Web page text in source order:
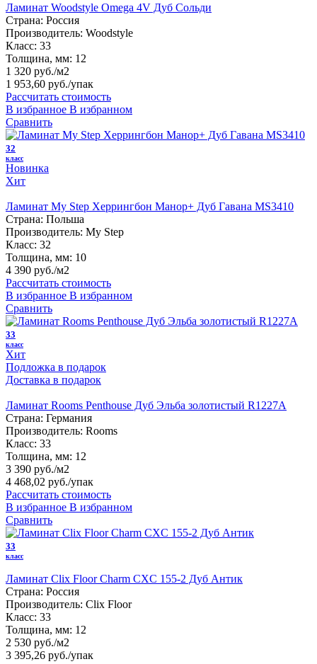
Ламинат Woodstyle Omega 4V Дуб Сольди
Страна: Россия
Производитель: Woodstyle
Класс: 33
Толщина, мм: 12
1 320 руб./м2
1 953,60 руб./упак
Рассчитать стоимость
В избранное В избранном
Сравнить
32
класс
Новинка
Хит
Ламинат My Step Херрингбон Манор+ Дуб Гавана MS3410
Страна: Польша
Производитель: My Step
Класс: 32
Толщина, мм: 10
4 390 руб./м2
Рассчитать стоимость
В избранное В избранном
Сравнить
33
класс
Хит
Подложка в подарок
Доставка в подарок
Ламинат Rooms Penthouse Дуб Эльба золотистый R1227А
Страна: Германия
Производитель: Rooms
Класс: 33
Толщина, мм: 12
3 390 руб./м2
4 468,02 руб./упак
Рассчитать стоимость
В избранное В избранном
Сравнить
33
класс
Ламинат Clix Floor Charm CXC 155-2 Дуб Антик
Страна: Россия
Производитель: Clix Floor
Класс: 33
Толщина, мм: 12
2 530 руб./м2
3 395,26 руб./упак